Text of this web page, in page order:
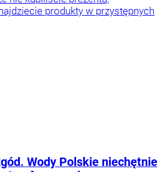
produkty w przystępnych
Wody Polskie niechętnie